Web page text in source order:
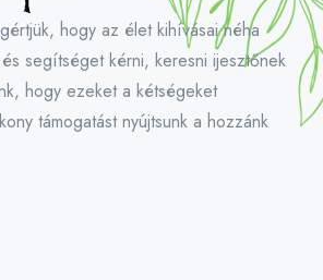
hogy az élet kihívásai néha
segítséget kérni, keresni ijesztőnek
hogy ezeket a kétségeket
támogatást nyújtsunk a hozzánk